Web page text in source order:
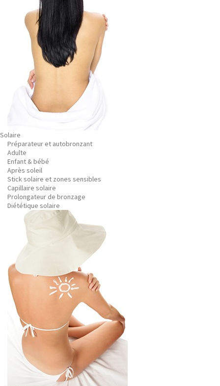
Solaire
Préparateur et autobronzant
Adulte
Enfant & bébé
Après soleil
Stick solaire et zones sensibles
Capillaire solaire
Prolongateur de bronzage
Diététique solaire